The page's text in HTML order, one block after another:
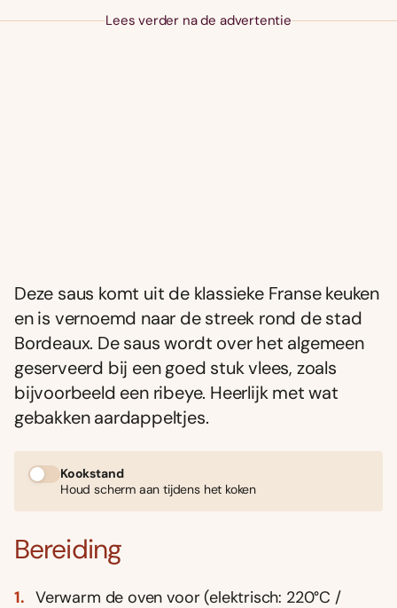
Lees verder na de advertentie
Deze saus komt uit de klassieke Franse keuken
en is vernoemd naar de streek rond de stad
Bordeaux. De saus wordt over het algemeen
geserveerd bij een goed stuk vlees, zoals
bijvoorbeeld een ribeye. Heerlijk met wat
gebakken aardappeltjes.
Kookstand
Houd scherm aan tijdens het koken
Bereiding
Verwarm de oven voor (elektrisch: 220°C /